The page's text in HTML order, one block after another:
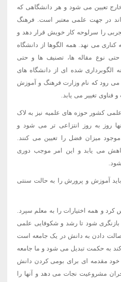
تعیین می شود و هر دانشگاهی که
در جهت علمی معتبر است. فرهنگ
را سرلوحه کار خویش قرار دهد و
می نهد. همه الگوها از دانشگاه
نوع مقاله ها، تصنیف ها و حتی
الگوبرداری شده ای از دانشگاه های
رود که نام وزارت فرهنگ و آموزش
فناوی تغییر می یابد.
کشور حوزه های علمیه نیز به لاک
روز به روز انتزاعی تر می شود و
میزان فضل را تعیین می کنند.
می یابد و این امر موجب دوری
آموزش و پرورش را به حالت سنتی
و همه اختیارات را به معلم سپرد.
شود تا رشد و شکوفایی علمی
دادن به دانش در یک جامعه است
کند به حکمت تبدیل می شود و ما جامعه
خود مقدمه ای برای بومی کردن دانش
مشروعیت نجات می دهد و آنها را